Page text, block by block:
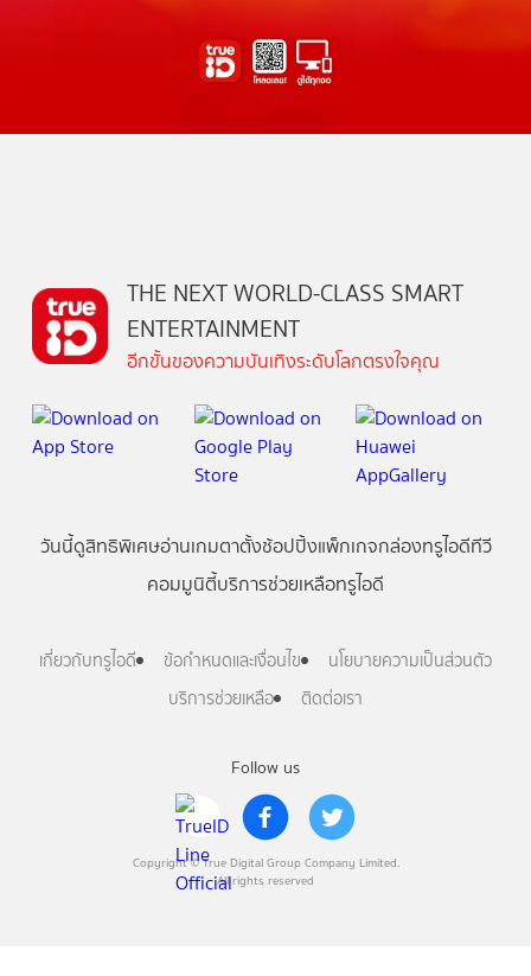
Follow us
Copyright © True Digital Group Company Limited.
All rights reserved
THE NEXT WORLD-CLASS SMART
ENTERTAINMENT
อีกขั้นของความบันเทิงระดับโลกตรงใจคุณ
วันนี้ดูสิทธิพิเศษอ่านเกมตาตั้งช้อปปิ้งแพ็กเกจกล่องทรูไอดีทีวี
คอมมูนิตี้บริการช่วยเหลือทรูไอดี
เกี่ยวกับทรูไอดี ข้อกำหนดและเงื่อนไข
นโยบายความเป็นส่วนตัว
บริการช่วยเหลือ
ติดต่อเรา